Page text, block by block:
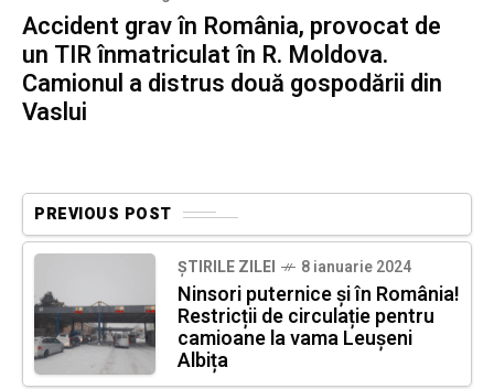
Accident grav în România, provocat de
un TIR înmatriculat în R. Moldova.
Camionul a distrus două gospodării din
Vaslui
PREVIOUS POST
ȘTIRILE ZILEI 8 ianuarie 2024
Ninsori puternice și în România!
Restricții de circulație pentru
camioane la vama Leușeni
Albița